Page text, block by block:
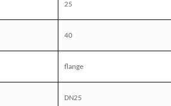
25
40
flange
DN25